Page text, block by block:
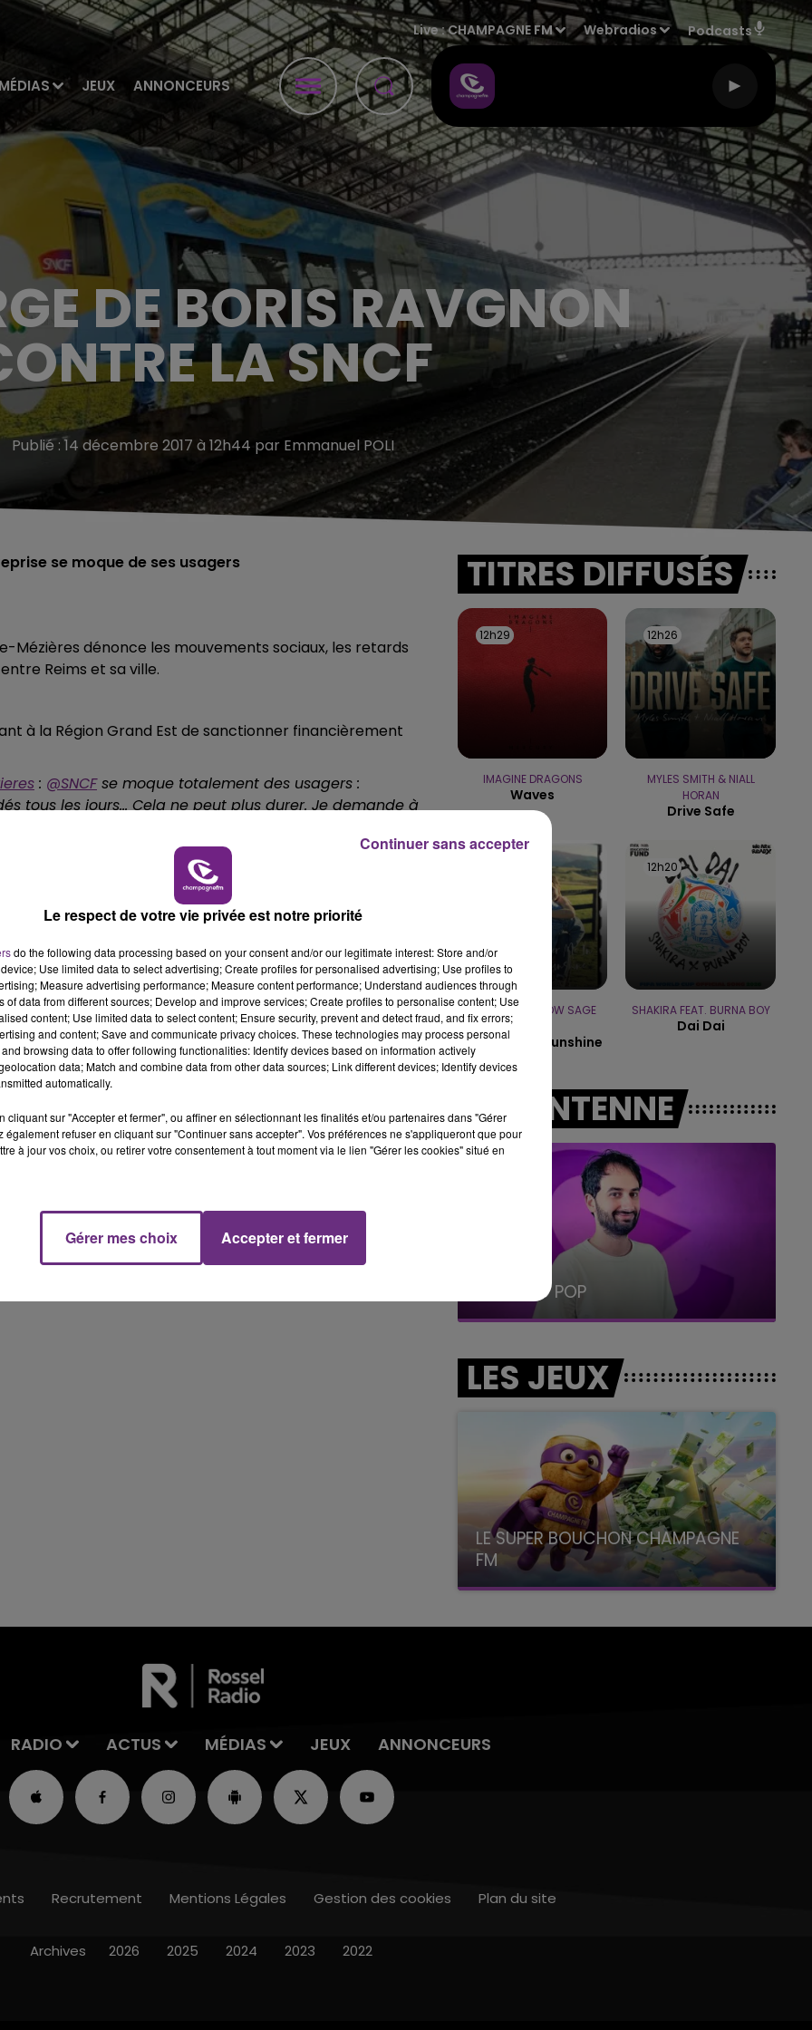
MÉDIAS JEUX ANNONCEURS
Live :CHAMPAGNE FM Webradios Podcasts
15h00 - 19h00
LE CLUB CHAMPAGNE FM
19h00 - 19h15
LA POP MACHINE - CHAMPAGNE FM
DE BORIS RAVGNON
LA SNCF
Publié : 14 décembre 2017 à 12h44 par Emmanuel POLI
se moque de ses usagers
Mézières dénonce les mouvements sociaux, les retards
Reims et sa ville.
à la Région Grand Est de sanctionner financièrement
: @SNCFse moque totalement des usagers :
tous les jours... Cela ne peut plus durer. Je demande à
VENEZ FÊTER CE WEEK-END
L'ANNIVERSAIRE DE WOINIC
Ce samedi 8 août sera un grand jour :
conviés !
TITRES DIFFUSÉS
12h29
12h29
IMAGINE DRAGONS
Waves
12h26
12h26
MYLES SMITH & NIALL
HORAN
Drive Safe
P!NK FEAT. WILLOW SAGE
Cover Me In Sunshine
12h20
12h20
SHAKIRA FEAT. BURNA BOY
Dai Dai
A L'ANTENNE
LA RADIO POP
LES JEUX
LE SUPER BOUCHON CHAMPAGNE
FM
avec La Famille Champagne FM, à 8H10
RADIO ACTUS MÉDIAS JEUX ANNONCEURS
Recrutement Mentions Légales Gestion des cookies Plan du site
Archives 2026 2025 2024 2023 2022
Le respect de votre vie privée est notre priorité
do the following data processing based on your consent and/or our legitimate interest: Store and/or
Use limited data to select advertising; Create profiles for personalised advertising; Use profiles to
Measure advertising performance; Measure content performance; Understand audiences through
of data from different sources; Develop and improve services; Create profiles to personalise content; Use
content; Use limited data to select content; Ensure security, prevent and detect fraud, and fix errors;
and content; Save and communicate privacy choices. These technologies may process personal
browsing data to offer following functionalities: Identify devices based on information actively
data; Match and combine data from other data sources; Link different devices; Identify devices
automatically.
cliquant sur "Accepter et fermer", ou affiner en sélectionnant les finalités et/ou partenaires dans "Gérer
également refuser en cliquant sur "Continuer sans accepter". Vos préférences ne s'appliqueront que pour
à jour vos choix, ou retirer votre consentement à tout moment via le lien "Gérer les cookies" situé en
Gérer mes choix Accepter et fermer
Continuer sans accepter